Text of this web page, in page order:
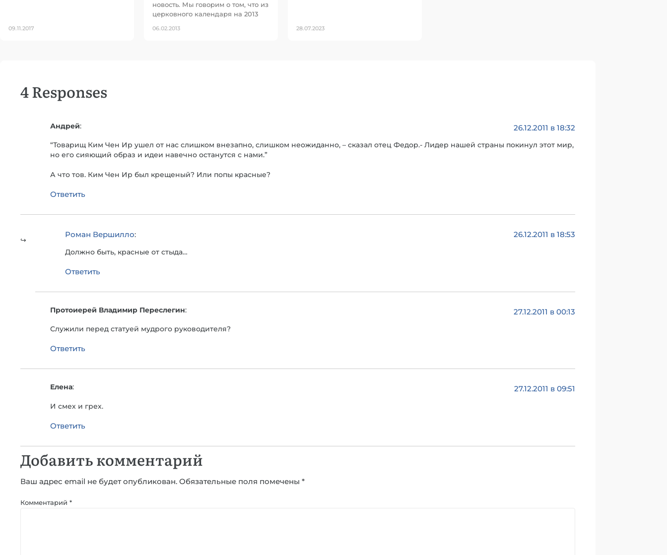
09.11.2017
новость. Мы говорим о том, что из
церковного календаря на 2013
06.02.2013 28.07.2023
4 Responses
Андрей: 26.12.2011 в 18:32
“Товарищ Ким Чен Ир ушел от нас слишком внезапно, слишком неожиданно, – сказал отец Федор.- Лидер нашей страны покинул этот мир,
но его сияющий образ и идеи навечно останутся с нами.”
А что тов. Ким Чен Ир был крещеный? Или попы красные?
Ответить
Роман Вершилло: 26.12.2011 в 18:53
Должно быть, красные от стыда…
Ответить
Протоиерей Владимир Переслегин: 27.12.2011 в 00:13
Служили перед статуей мудрого руководителя?
Ответить
Елена: 27.12.2011 в 09:51
И смех и грех.
Ответить
Добавить комментарий
Ваш адрес email не будет опубликован. Обязательные поля помечены *
Комментарий *